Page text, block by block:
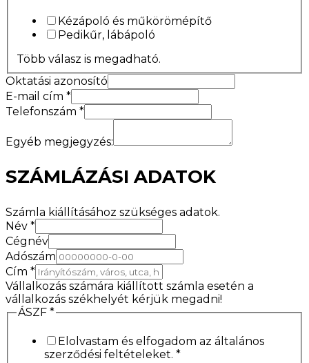
Kézápoló és műkörömépítő
Pedikűr, lábápoló
Több válasz is megadható.
Oktatási azonosító
E-mail cím *
Telefonszám *
Egyéb megjegyzés:
SZÁMLÁZÁSI ADATOK
Számla kiállításához szükséges adatok.
Név *
Cégnév
Adószám
Cím *
Vállalkozás számára kiállított számla esetén a
vállalkozás székhelyét kérjük megadni!
ÁSZF *
Elolvastam és elfogadom az általános
szerződési feltételeket. *